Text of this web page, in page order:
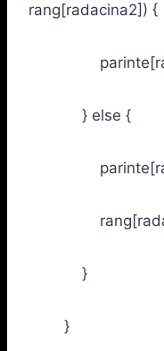
rang[radacina2]) {
} else {
}
}